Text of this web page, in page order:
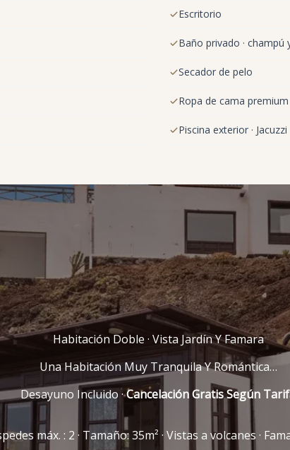
Escritorio
Baño privado · champú
Secador de pelo
Ropa de cama premium
Piscina exterior · Jacuzzi
Habitación Doble · Vista Jardín Y Famara
Una Habitación Muy Tranquila Y Romántica…
Desayuno Incluido ·Cancelación Gratis Según
máx. : 2 · Tamaño: 35m² · Vistas a volcanes ·